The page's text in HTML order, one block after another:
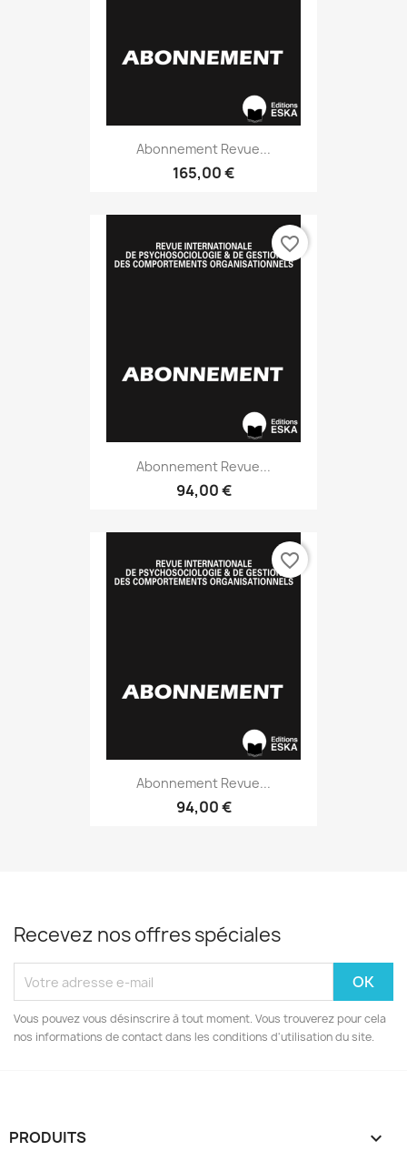
Abonnement Revue...
165,00 €
Abonnement Revue...
94,00 €
favorite_border
Abonnement Revue...
94,00 €
favorite_border
Recevez nos offres spéciales
Vous pouvez vous désinscrire à tout moment. Vous trouverez pour cela
nos informations de contact dans les conditions d'utilisation du site.
PRODUITS 